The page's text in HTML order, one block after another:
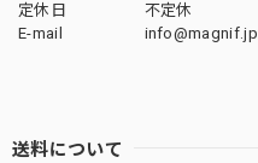
定休日
不定休
E-mail
info@magnif.jp
送料について